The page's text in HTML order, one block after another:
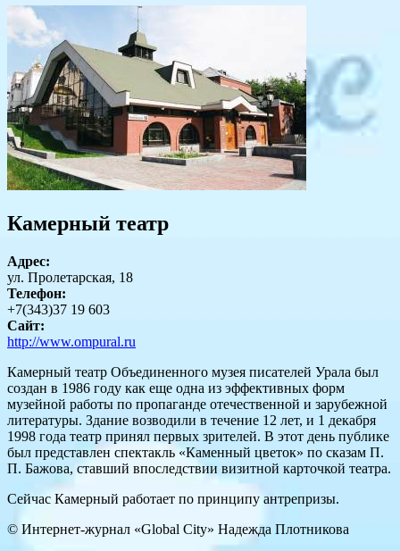
Камерный театр
Адрес:
ул. Пролетарская, 18
Телефон:
+7(343)37 19 603
Сайт:
http://www.ompural.ru
Камерный театр Объединенного музея писателей Урала был
создан в 1986 году как еще одна из эффективных форм
музейной работы по пропаганде отечественной и зарубежной
литературы. Здание возводили в течение 12 лет, и 1 декабря
1998 года театр принял первых зрителей. В этот день публике
был представлен спектакль «Каменный цветок» по сказам П.
П. Бажова, ставший впоследствии визитной карточкой театра.
Сейчас Камерный работает по принципу антрепризы.
© Интернет-журнал «Global City» Надежда Плотникова